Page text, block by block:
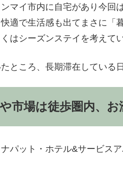
マイ市内に自宅があり今回
適で生活感も出てまさに「
はシーズンステイを考えて
ところ、長期滞在している
市場は徒歩圏内、
ナパット・ホテル&サービス